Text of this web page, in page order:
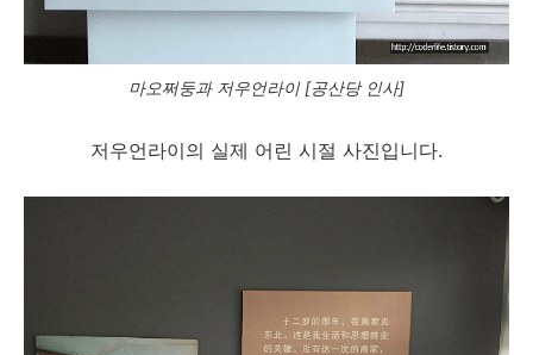
마오쩌둥과 저우언라이 [공산당 인사]
저우언라이의 실제 어린 시절 사진입니다.